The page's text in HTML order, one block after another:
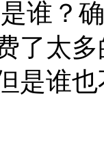
谁？
了太
是谁